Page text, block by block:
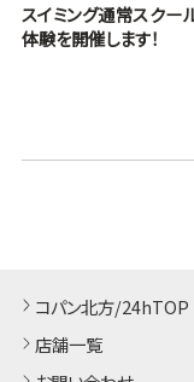
スイミング通常スクー
体験を開催します！
コパン北方/24hTOP
店舗一覧